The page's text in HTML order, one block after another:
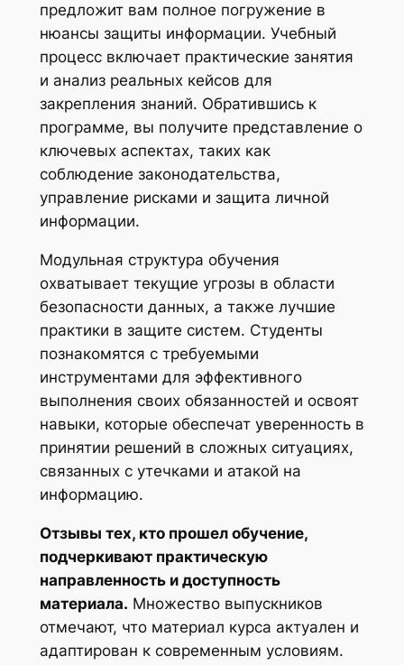
предложит вам полное погружение в
нюансы защиты информации. Учебный
процесс включает практические занятия
и анализ реальных кейсов для
закрепления знаний. Обратившись к
программе, вы получите представление о
ключевых аспектах, таких как
соблюдение законодательства,
управление рисками и защита личной
информации.
Модульная структура обучения
охватывает текущие угрозы в области
безопасности данных, а также лучшие
практики в защите систем. Студенты
познакомятся с требуемыми
инструментами для эффективного
выполнения своих обязанностей и освоят
навыки, которые обеспечат уверенность в
принятии решений в сложных ситуациях,
связанных с утечками и атакой на
информацию.
Отзывы тех, кто прошел обучение,
подчеркивают практическую
направленность и доступность
материала. Множество выпускников
отмечают, что материал курса актуален и
адаптирован к современным условиям.